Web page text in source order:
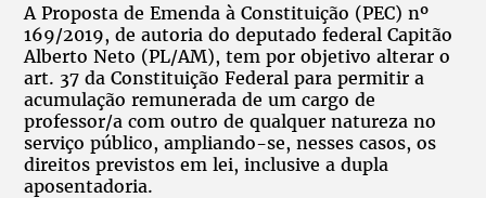
A Proposta de Emenda à Constituição (PEC) nº
169/2019, de autoria do deputado federal Capitão
Alberto Neto (PL/AM), tem por objetivo alterar o
art. 37 da Constituição Federal para permitir a
acumulação remunerada de um cargo de
professor/a com outro de qualquer natureza no
serviço público, ampliando-se, nesses casos, os
direitos previstos em lei, inclusive a dupla
aposentadoria.